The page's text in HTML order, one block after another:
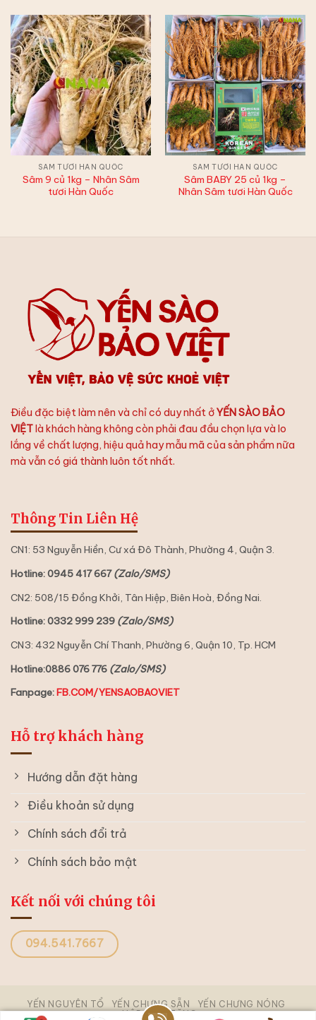
SÂM TƯƠI HÀN QUỐC
Sâm 9 củ 1kg – Nhân Sâm
tươi Hàn Quốc
SÂM TƯƠI HÀN QUỐC
Sâm BABY 25 củ 1kg –
Nhân Sâm tươi Hàn Quốc
Điều đặc biệt làm nên và chỉ có duy nhất ởYẾN SÀO BẢO
VIỆTlà khách hàng không còn phải đau đầu chọn lựa và lo
lắng về chất lượng, hiệu quả hay mẫu mã của sản phẩm nữa
mà vẫn có giá thành luôn tốt nhất.
Thông Tin Liên Hệ
CN1: 53 Nguyễn Hiền, Cư xá Đô Thành, Phường 4, Quận 3.
Hotline: 0945 417 667(Zalo/SMS)
CN2: 508/15 Đồng Khởi, Tân Hiệp, Biên Hoà, Đồng Nai.
Hotline: 0332 999 239 (Zalo/SMS)
CN3: 432 Nguyễn Chí Thanh, Phường 6, Quận 10, Tp. HCM
Hotline:0886 076 776 (Zalo/SMS)
Fanpage: FB.COM/YENSAOBAOVIET
Hỗ trợ khách hàng
Hướng dẫn đặt hàng
Điều khoản sử dụng
Chính sách đổi trả
Chính sách bảo mật
Kết nối với chúng tôi
094.541.7667
YẾN NGUYÊN TỔ YẾN CHƯNG SẴN
YẾN CHƯNG NÓNG
HỘP QUÀ TẶNG